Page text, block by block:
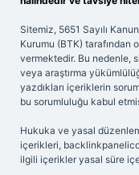
Sitemiz, 5651 Sayılı
Kurumu (BTK) tarafından
vermektedir. Bu nedenle,
veya araştırma
yazdıkları içeriklerin
bu sorumluluğu kabul
Hukuka ve yasal
içerikleri,
ilgili içerikler yasal süre